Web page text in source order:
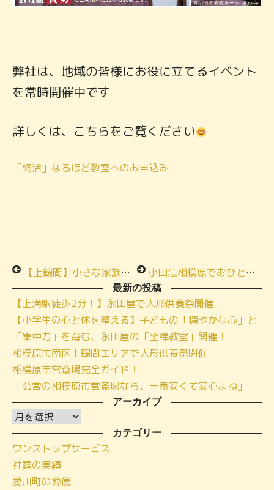
弊社は、地域の皆様にお役に立てるイベント
を常時開催中です
詳しくは、こちらをご覧ください
「終活」なるほど教室へのお申込み
【上鶴間】小さな家族葬の流れと費用について ご案内 小田急相模原でおひとりさま応援セミナー開催
最新の投稿
【上溝駅徒歩2分！】永田屋で人形供養祭開催
【小学生の心と体を整える】子どもの「穏やかな心」と
「集中力」を育む、永田屋の「坐禅教室」開催！
相模原市南区上鶴間エリアで人形供養祭開催
相模原市営斎場完全ガイド！
「公営の相模原市営斎場なら、一番安くて安心よね」
アーカイブ
ア
ー
カ
イ
ブ
カテゴリー
ワンストップサービス
社葬の実績
愛川町の葬儀